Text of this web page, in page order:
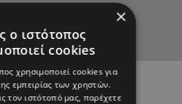
×
ο ιστότοπος
cookies
χρησιμοποιεί cookies για
εμπειρίας των χρηστών.
τον ιστότοπό μας, παρέχετε